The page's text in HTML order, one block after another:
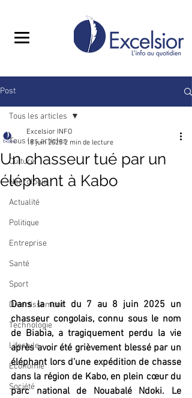
Post
Tous les articles
Culture
Nécrologie
Actualité
Politique
Entreprise
Santé
Sport
Divertissement
Technologie
Lifestyle
Economie
Société
Tous les articles
Un chasseur tué par un
éléphant à Kabo
Excelsior INFO
18 juin 2025 2 min de lecture
Dans la nuit du 7 au 8 juin 2025 un
chasseur congolais, connu sous le nom
de Biabia, a tragiquement perdu la vie
après avoir été grièvement blessé par un
éléphant lors d’une expédition de chasse
dans la région de Kabo, en plein cœur du
parc national de Nouabalé Ndoki. Le